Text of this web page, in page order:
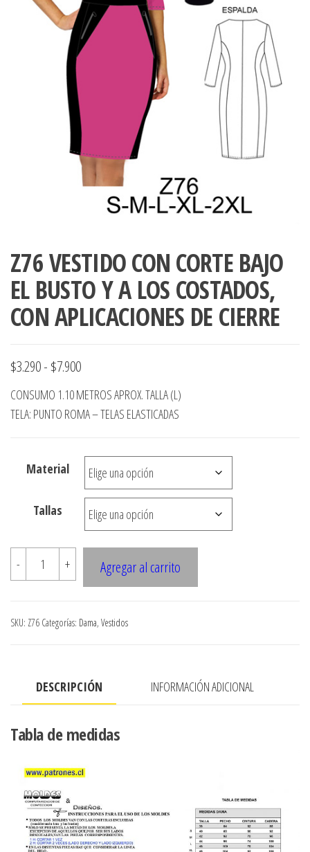
accumark ,
pdf , Moldes
Gerber ,
ropa,
Graduaciones,
Ploteo y
Digitalización
accumark,
Moldes en
pdf, Moldes
Accumark
Gerber,
Santiago-
Z76 VESTIDO CON CORTE BAJO
EL BUSTO Y A LOS COSTADOS,
CON APLICACIONES DE CIERRE
$3.290- $7.900Rango
de
precios:
$3.290
hasta
$7.900
CONSUMO 1.10 METROS APROX. TALLA (L)
TELA: PUNTO ROMA – TELAS ELASTICADAS
Material
Tallas
-
Z76
VESTIDO
CORTE
LOS
CON
APLICACIONES
DE
CIERRE
cantidad
+ Agregar al carrito
SKU: Z76 Categorías: Dama, Vestidos
DESCRIPCIÓN INFORMACIÓN ADICIONAL
Tabla de medidas